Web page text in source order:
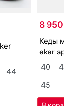
44
8
ке­ды мужс­кие зим­ние Ri­
eker
40
45